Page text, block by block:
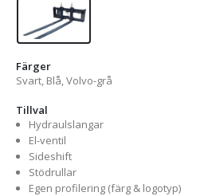
Färger
Svart, Blå, Volvo-grå
Tillval
Hydraulslangar
El-ventil
Sideshift
Stödrullar
Egen profilering (färg & logotyp)